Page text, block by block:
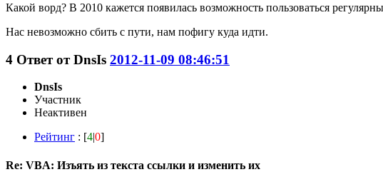
Какой ворд? В 2010 кажется появилась возможность пользоваться
Нас невозможно сбить с пути, нам пофигу куда идти.
4 Ответ отDnsIs 2012-11-09 08:46:51
DnsIs
Участник
Неактивен
Рейтинг : [4|0]
Re: VBA: Изъять из текста ссылки и изменить их